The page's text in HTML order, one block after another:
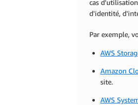
cas
d'identité,
Par exemple,
AWS
Amazon
site.
AWS